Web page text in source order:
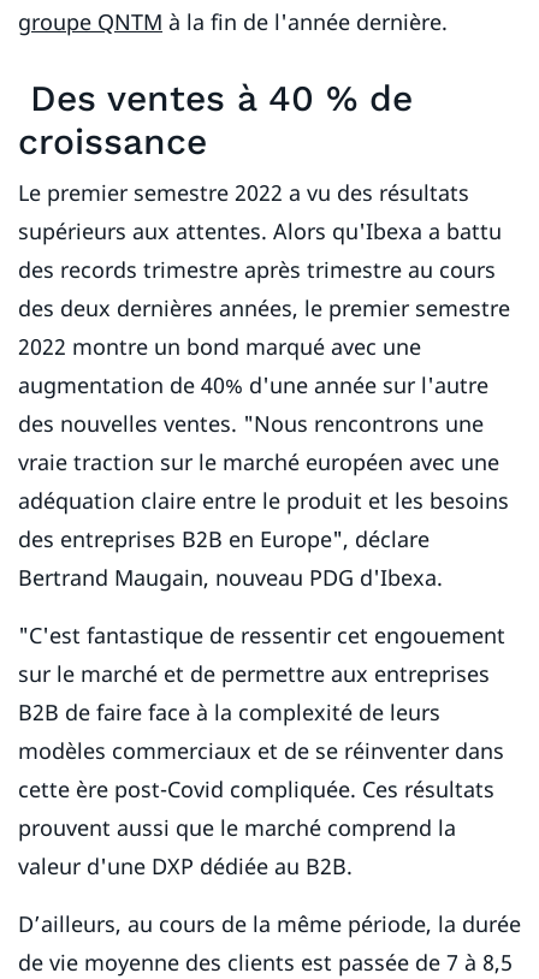
groupe QNTM à la fin de l'année dernière.
Des ventes à 40 % de
croissance
Le premier semestre 2022 a vu des résultats
supérieurs aux attentes. Alors qu'Ibexa a battu
des records trimestre après trimestre au cours
des deux dernières années, le premier semestre
2022 montre un bond marqué avec une
augmentation de 40% d'une année sur l'autre
des nouvelles ventes. "Nous rencontrons une
vraie traction sur le marché européen avec une
adéquation claire entre le produit et les besoins
des entreprises B2B en Europe", déclare
Bertrand Maugain, nouveau PDG d'Ibexa.
"C'est fantastique de ressentir cet engouement
sur le marché et de permettre aux entreprises
B2B de faire face à la complexité de leurs
modèles commerciaux et de se réinventer dans
cette ère post-Covid compliquée. Ces résultats
prouvent aussi que le marché comprend la
valeur d'une DXP dédiée au B2B.
D’ailleurs, au cours de la même période, la durée
de vie moyenne des clients est passée de 7 à 8,5